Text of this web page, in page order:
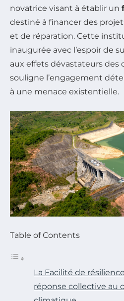
novatrice visant à établir un
destiné à financer des
et de réparation. Cette
inaugurée avec l’espoir de
aux effets dévastateurs des
souligne l’engagement
à une menace existentielle.
Table of Contents
La Facilité de
réponse collective au